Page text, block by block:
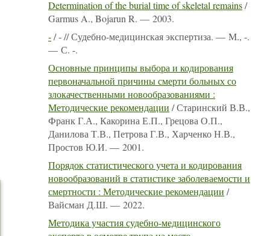
Determination of the burial time of skeletal remains/
Garmus A., Bojarun R. — 2003.
-/ - // Судебно-медицинская экспертиза. — М., -.
— С. -.
Основные принципы выбора и кодирования
первоначальной причины смерти больных со
злокачественными новообразованиями :
Методические рекомендации / Старинский В.В.,
Франк Г.А., Какорина Е.П., Грецова О.П.,
Данилова Т.В., Петрова Г.В., Харченко Н.В.,
Простов Ю.И. — 2001.
Порядок статистического учета и кодирования
новообразований в статистике заболеваемости и
смертности : Методические рекомендации /
Вайсман Д.Ш. — 2022.
Методика участия судебно-медицинского